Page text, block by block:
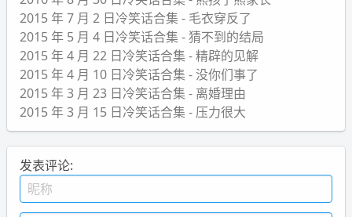
2015 年 7 月 2 日冷笑话合集 - 毛衣穿反了
2015 年 5 月 4 日冷笑话合集 - 猜不到的结局
2015 年 4 月 22 日冷笑话合集 - 精辟的见解
2015 年 4 月 10 日冷笑话合集 - 没你们事了
2015 年 3 月 23 日冷笑话合集 - 离婚理由
2015 年 3 月 15 日冷笑话合集 - 压力很大
发表评论: